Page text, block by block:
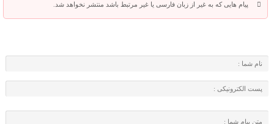
پیام هایی که به غیر از زبان فارسی یا غیر مرتبط باشد منتشر نخواهد شد.